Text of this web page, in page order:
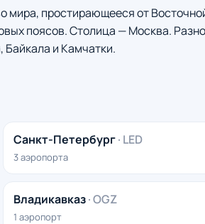
простирающееся от
поясов. Столица — Москва.
Байкала и Камчатки.
Санкт-Петербург· LED
3 аэропорта
Владикавказ· OGZ
1 аэропорт